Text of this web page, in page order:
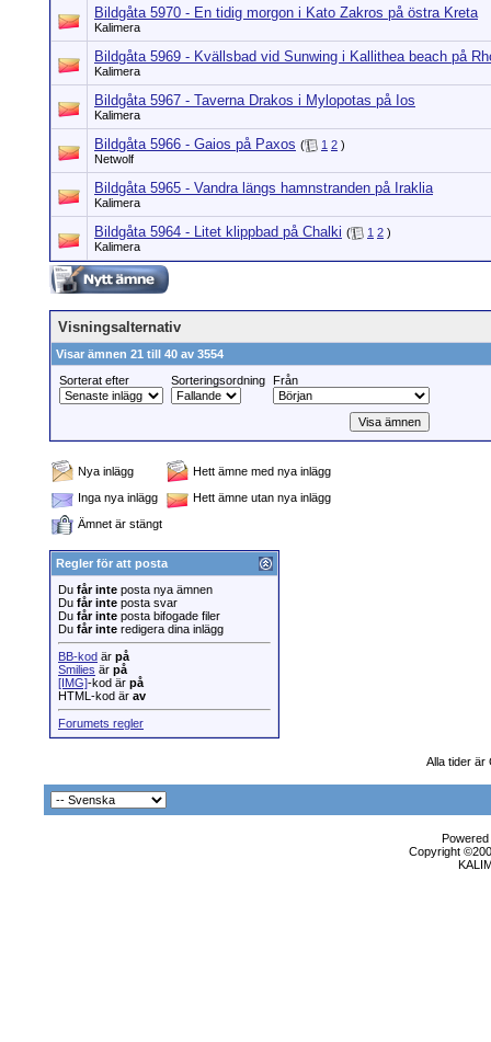
Bildgåta 5970 - En tidig morgon i Kato Zakros på östra Kreta
Kalimera
Bildgåta 5969 - Kvällsbad vid Sunwing i Kallithea beach på
Kalimera
Bildgåta 5967 - Taverna Drakos i Mylopotas på Ios
Kalimera
Bildgåta 5966 - Gaios på Paxos ( 1 2 )
Netwolf
Bildgåta 5965 - Vandra längs hamnstranden på Iraklia
Kalimera
Bildgåta 5964 - Litet klippbad på Chalki ( 1 2 )
Kalimera
Visningsalternativ
Visar ämnen 21 till 40 av 3554
Sorterat efter
Sorteringsordning Från
Nya inlägg
Hett ämne med nya inlägg
Inga nya inlägg
Hett ämne utan nya inlägg
Ämnet är stängt
Regler för att posta
Du får inte posta nya ämnen
Du får inte posta svar
Du får inte posta bifogade filer
Du får inte redigera dina inlägg
BB-kod är på
Smilies är på
[IMG]-kod är på
HTML-kod är av
Forumets regler
Alla tider är
Copyright